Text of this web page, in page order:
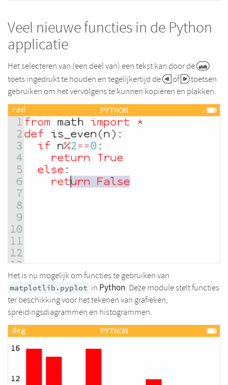
Veel nieuwe functies in de Python
applicatie
Het selecteren van (een deel van) een tekst kan door de
toets ingedrukt te houden en tegelijkertijd de
of
toetsen
gebruiken om het vervolgens te kunnen kopiëren en plakken.
Het is nu mogelijk om functies te gebruiken van
matplotlib.pyplot in Python. Deze module stelt functies
ter beschikking voor het tekenen van grafieken,
spreidingsdiagrammen en histogrammen.